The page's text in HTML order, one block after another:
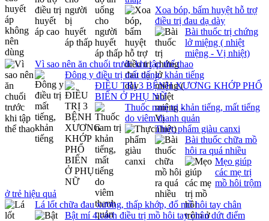
Xoa bóp, bấm huyệt hỗ trợ
điều trị đau dạ dày
Bài thuốc trị chứng
lở miệng ( nhiệt
miệng - Vị nhiệt)
Vì sao nên ăn chuối trước khi tập thể thao
Đông y điều trị mất tiếng, khản tiếng
ĐIỀU TRỊ 3 BỆNH XƯƠNG KHỚP PHỔ
BIẾN Ở PHỤ NỮ
Thuốc nam trị khản tiếng, mất tiếng
do viêm thanh quản
Thực phẩm giàu canxi
Bài thuốc chữa mồ
hôi ra quá nhiều
Mẹo giúp
các mẹ trị
mồ hôi trộm
ở trẻ hiệu quả
Lá lốt chữa đau xương, thấp khớp, đổ mồ hôi tay chân
Bật mí 4 cách điều trị mồ hôi tay chân dứt điểm